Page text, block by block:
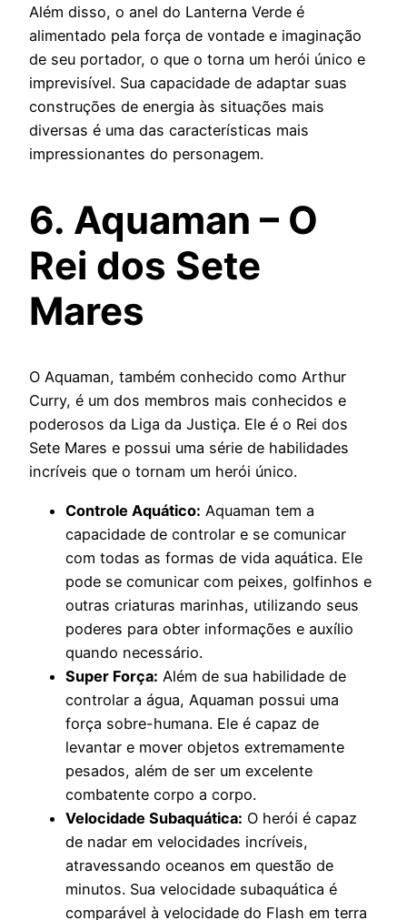
Além disso, o anel do Lanterna Verde é
alimentado pela força de vontade e imaginação
de seu portador, o que o torna um herói único e
imprevisível. Sua capacidade de adaptar suas
construções de energia às situações mais
diversas é uma das características mais
impressionantes do personagem.
6. Aquaman – O
Rei dos Sete
Mares
O Aquaman, também conhecido como Arthur
Curry, é um dos membros mais conhecidos e
poderosos da Liga da Justiça. Ele é o Rei dos
Sete Mares e possui uma série de habilidades
incríveis que o tornam um herói único.
Controle Aquático: Aquaman tem a
capacidade de controlar e se comunicar
com todas as formas de vida aquática. Ele
pode se comunicar com peixes, golfinhos e
outras criaturas marinhas, utilizando seus
poderes para obter informações e auxílio
quando necessário.
Super Força: Além de sua habilidade de
controlar a água, Aquaman possui uma
força sobre-humana. Ele é capaz de
levantar e mover objetos extremamente
pesados, além de ser um excelente
combatente corpo a corpo.
Velocidade Subaquática: O herói é capaz
de nadar em velocidades incríveis,
atravessando oceanos em questão de
minutos. Sua velocidade subaquática é
comparável à velocidade do Flash em terra